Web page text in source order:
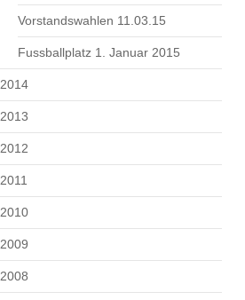
Vorstandswahlen 11.03.15
Fussballplatz 1. Januar 2015
2014
2013
2012
2011
2010
2009
2008